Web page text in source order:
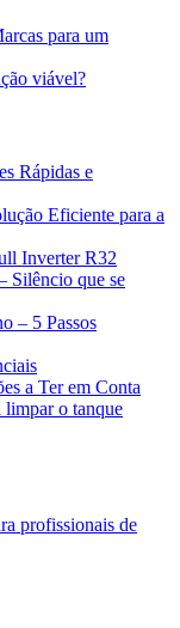
para um
viável?
Rápidas e
Eficiente para a
Inverter R32
Silêncio que se
– 5 Passos
a Ter em Conta
limpar o tanque
profissionais de